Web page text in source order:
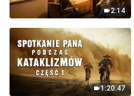
2:14
1:20:47